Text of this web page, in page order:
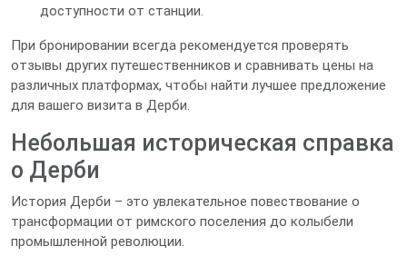
доступности от станции.
При бронировании всегда рекомендуется проверять
отзывы других путешественников и сравнивать цены на
различных платформах, чтобы найти лучшее предложение
для вашего визита в Дерби.
Небольшая историческая справка
о Дерби
История Дерби – это увлекательное повествование о
трансформации от римского поселения до колыбели
промышленной революции.